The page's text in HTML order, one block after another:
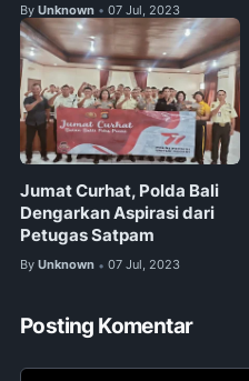
By Unknown • 07 Jul, 2023
Jumat Curhat, Polda Bali
Dengarkan Aspirasi dari
Petugas Satpam
By Unknown • 07 Jul, 2023
Posting Komentar